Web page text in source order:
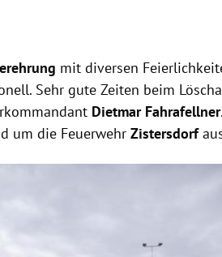
mit diversen
Sehr gute Zeiten beim
Dietmar Fahrafellner
um die Feuerwehr Zistersdorf